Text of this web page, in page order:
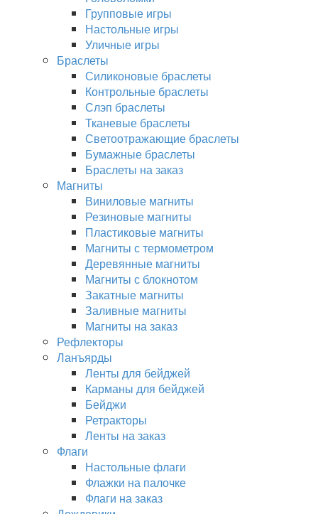
Групповые игры
Настольные игры
Уличные игры
Браслеты
Силиконовые браслеты
Контрольные браслеты
Слэп браслеты
Тканевые браслеты
Светоотражающие браслеты
Бумажные браслеты
Браслеты на заказ
Магниты
Виниловые магниты
Резиновые магниты
Пластиковые магниты
Магниты с термометром
Деревянные магниты
Магниты с блокнотом
Закатные магниты
Заливные магниты
Магниты на заказ
Рефлекторы
Ланъярды
Ленты для бейджей
Карманы для бейджей
Бейджи
Ретракторы
Ленты на заказ
Флаги
Настольные флаги
Флажки на палочке
Флаги на заказ